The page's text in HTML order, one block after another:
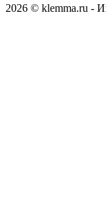
2026 © klemma.ru -